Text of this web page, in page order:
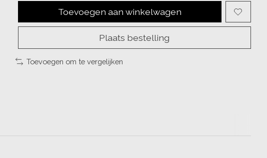
Toevoegen aan winkelwagen
Plaats bestelling
Toevoegen om te vergelijken